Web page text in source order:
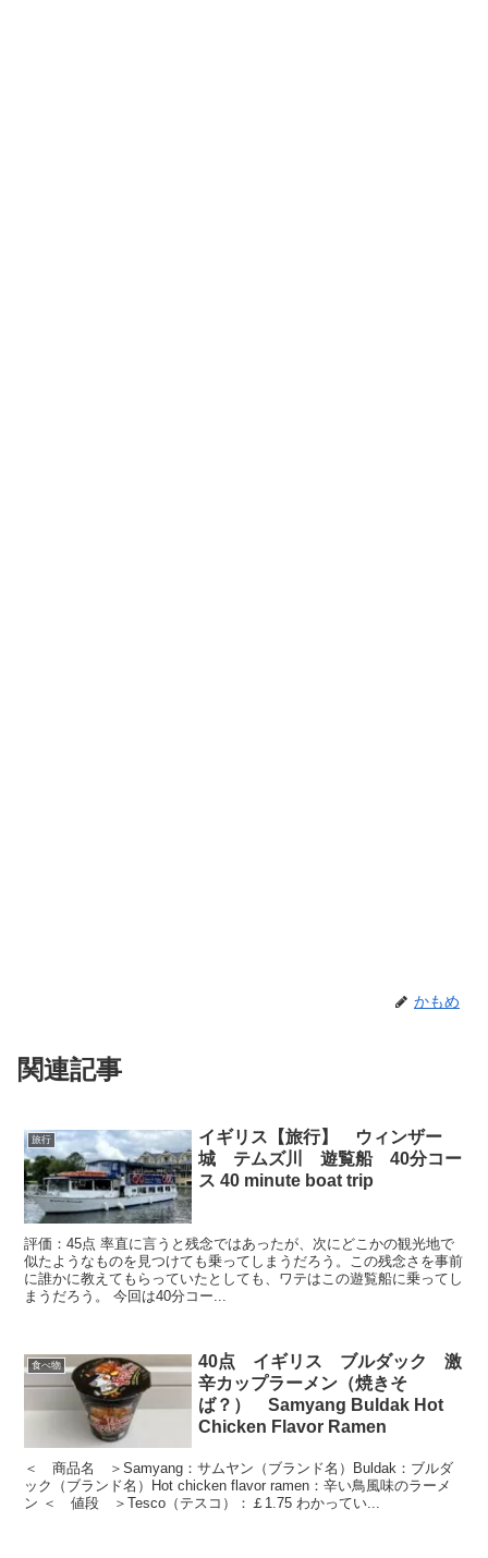
かもめ
関連記事
旅行
イギリス【旅行】 ウィンザー
城 テムズ川 遊覧船 40分コー
ス 40 minute boat trip
評価：45点 率直に言うと残念ではあったが、次にどこかの観光地で
似たようなものを見つけても乗ってしまうだろう。この残念さを事前
に誰かに教えてもらっていたとしても、ワテはこの遊覧船に乗ってし
まうだろう。 今回は40分コー...
食べ物
40点 イギリス ブルダック 激
辛カップラーメン（焼きそ
ば？） Samyang Buldak Hot
Chicken Flavor Ramen
＜ 商品名 ＞Samyang：サムヤン（ブランド名）Buldak：ブルダ
ック（ブランド名）Hot chicken flavor ramen：辛い鳥風味のラーメ
ン ＜ 値段 ＞Tesco（テスコ）：￡1.75 わかってい...